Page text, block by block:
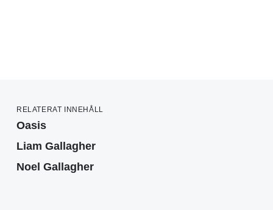
RELATERAT INNEHÅLL
Oasis
Liam Gallagher
Noel Gallagher